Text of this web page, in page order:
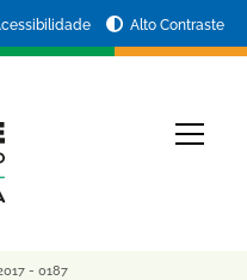
Alto Contraste
- 0187